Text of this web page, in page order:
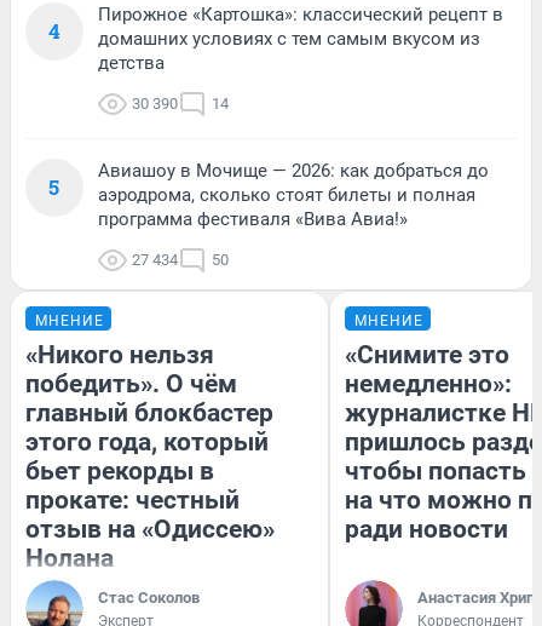
4
Пирожное «Картошка»: классический рецепт в
домашних условиях с тем самым вкусом из
детства
30 390 14
5
Авиашоу в Мочище — 2026: как добраться до
аэродрома, сколько стоят билеты и полная
программа фестиваля «Вива Авиа!»
27 434 50
МНЕНИЕ
«Никого нельзя
победить». О чём
главный блокбастер
этого года, который
бьет рекорды в
прокате: честный
отзыв на «Одиссею»
Нолана
Стас Соколов
Эксперт
МНЕНИЕ
«Снимите это
немедленно»:
журналистке
пришлось
чтобы попасть
на что можно
ради новости
Анастасия
Корреспондент